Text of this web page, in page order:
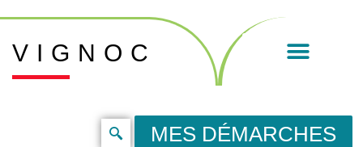
VIGNOC
MES DÉMARCHES